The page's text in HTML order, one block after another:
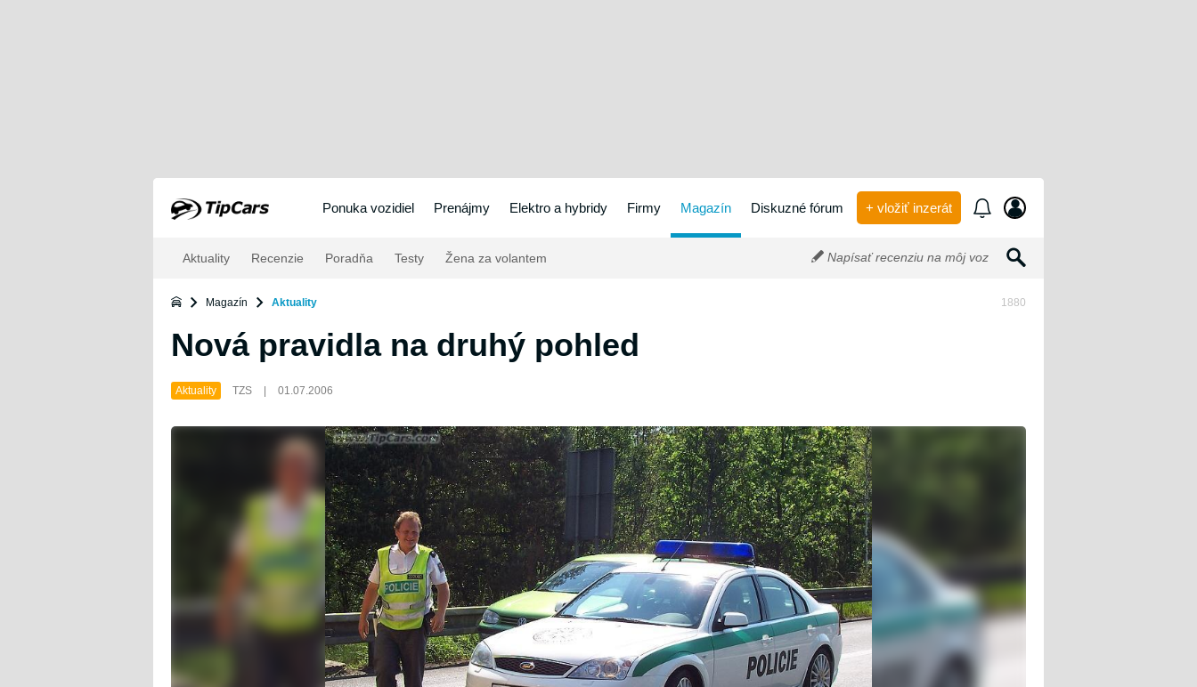
Ponuka vozidiel Prenájmy Elektro a hybridy Firmy Magazín Diskuzné fórum + vložiť inzerát
Aktuality Recenzie Poradňa Testy Žena za volantem Napísať recenziu na môj voz
Magazín Aktuality 1880
Nová pravidla na druhý pohled
Aktuality TZS 01.07.2006